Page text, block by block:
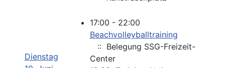
Dienstag
17:00 - 22:00
Beachvolleyballtraining
:: Belegung SSG-Freizeit-
Center